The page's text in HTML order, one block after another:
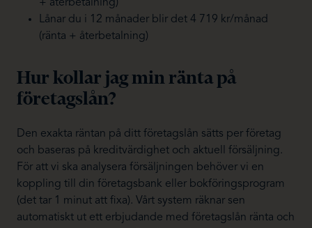
+ återbetalning)
Lånar du i 12 månader blir det 4 719 kr/månad
(ränta + återbetalning)
Hur kollar jag min ränta på
företagslån?
Den exakta räntan på ditt företagslån sätts per företag
och baseras på kreditvärdighet och aktuell försäljning.
För att vi ska analysera försäljningen behöver vi en
koppling till din företagsbank eller bokföringsprogram
(det tar 1 minut att fixa). Vårt system räknar sen
automatiskt ut ett erbjudande med företagslån ränta och